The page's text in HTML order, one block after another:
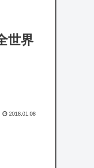
ッズ
ほ
るに違
世界
2018.01.08